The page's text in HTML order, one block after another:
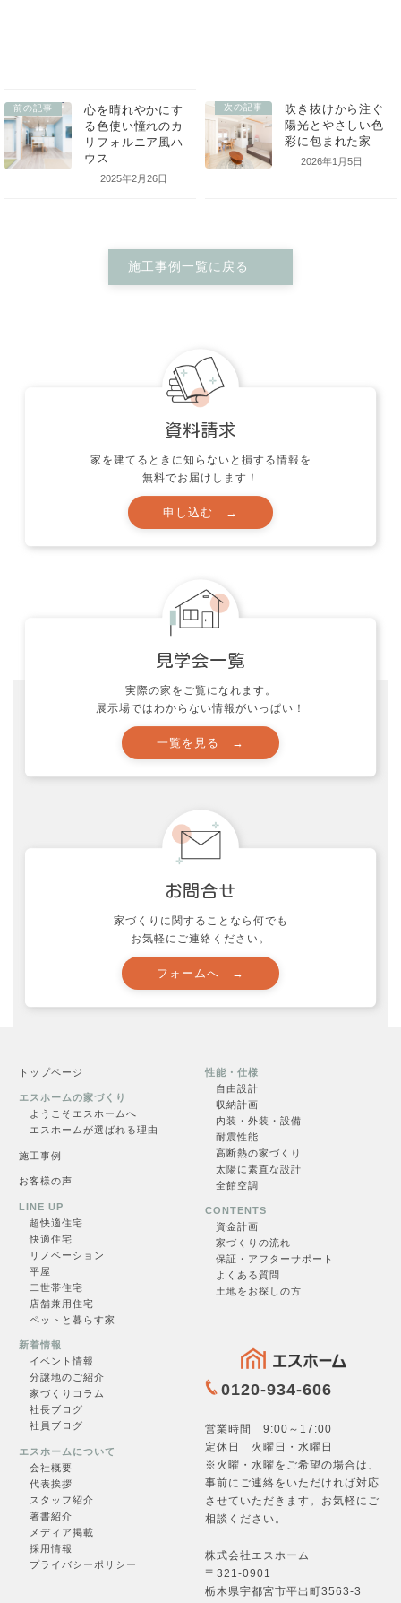
前の記事
心を晴れやかにす
る色使い憧れのカ
リフォルニア風ハ
2025年2月26日
次の記事
2026年1月5日
施工事例一覧に戻る
資料請求
家を建てるときに知らないと損する情報を
無料でお届けします！
実際の家をご覧になれます。
展示場ではわからない情報がいっぱい！
一覧を見る →
お問合せ
家づくりに関することなら何でも
お気軽にご連絡ください。
フォームへ →
トップページ
エスホームの家づくり
ようこそエスホームへ
エスホームが選ばれる理由
施工事例
お客様の声
LINE UP
超快適住宅
快適住宅
リノベーション
平屋
二世帯住宅
店舗兼用住宅
ペットと暮らす家
性能・仕様
自由設計
収納計画
内装・外装・設備
耐震性能
高断熱の家づくり
太陽に素直な設計
全館空調
CONTENTS
資金計画
家づくりの流れ
保証・アフターサポート
よくある質問
土地をお探しの方
新着情報
イベント情報
分譲地のご紹介
家づくりコラム
社長ブログ
社員ブログ
エスホームについて
会社概要
代表挨拶
スタッフ紹介
著書紹介
メディア掲載
採用情報
プライバシーポリシー
0120-934-606
営業時間 9:00～17:00
定休日 火曜日・水曜日
※火曜・水曜をご希望の場合は、
事前にご連絡をいただければ対応
させていただきます。お気軽にご
相談ください。
株式会社エスホーム
〒321-0901
栃木県宇都宮市平出町3563-3